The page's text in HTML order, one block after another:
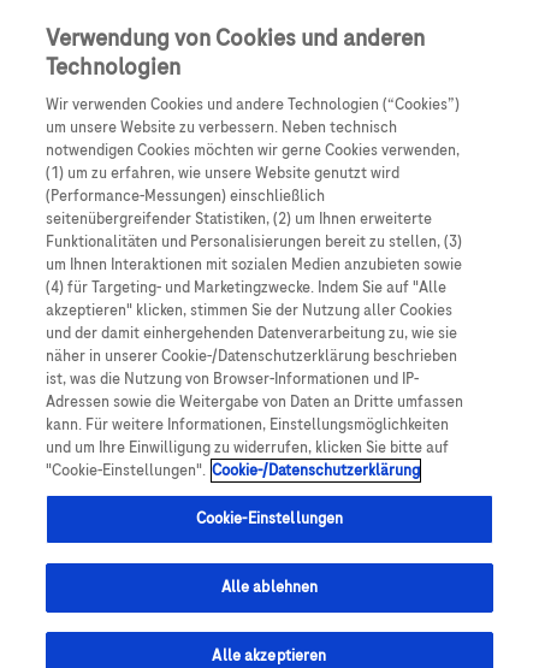
Skip navigation
Pfadnavigation
Fachkräfte
Willkommen im Info-
Center
Image
Verwendung von Cookies und anderen
Technologien
Wir verwenden Cookies und andere Technologien (“Cookies”)
um unsere Website zu verbessern. Neben technisch
notwendigen Cookies möchten wir gerne Cookies verwenden,
(1) um zu erfahren, wie unsere Website genutzt wird
(Performance-Messungen) einschließlich
seitenübergreifender Statistiken, (2) um Ihnen erweiterte
Funktionalitäten und Personalisierungen bereit zu stellen, (3)
um Ihnen Interaktionen mit sozialen Medien anzubieten sowie
(4) für Targeting- und Marketingzwecke. Indem Sie auf "Alle
akzeptieren" klicken, stimmen Sie der Nutzung aller Cookies
und der damit einhergehenden Datenverarbeitung zu, wie sie
näher in unserer Cookie-/Datenschutzerklärung beschrieben
ist, was die Nutzung von Browser-Informationen und IP-
Adressen sowie die Weitergabe von Daten an Dritte umfassen
kann. Für weitere Informationen, Einstellungsmöglichkeiten
und um Ihre Einwilligung zu widerrufen, klicken Sie bitte auf
"Cookie-Einstellungen". Cookie-/Datenschutzerklärung
Cookie-Einstellungen
Alle ablehnen
Alle akzeptieren